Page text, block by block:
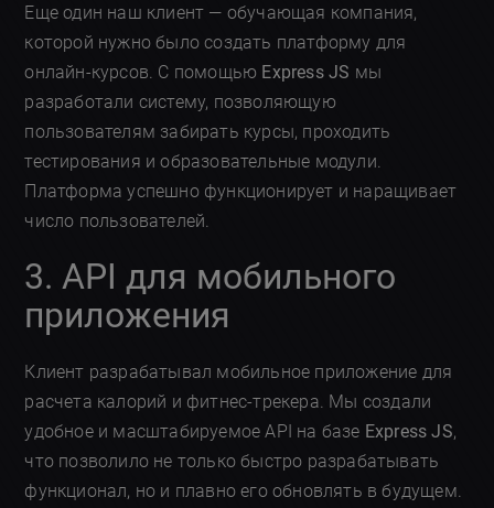
Еще один наш клиент — обучающая компания,
которой нужно было создать платформу для
онлайн-курсов. С помощью Express JS мы
разработали систему, позволяющую
пользователям забирать курсы, проходить
тестирования и образовательные модули.
Платформа успешно функционирует и наращивает
число пользователей.
3. API для мобильного
приложения
Клиент разрабатывал мобильное приложение для
расчета калорий и фитнес-трекера. Мы создали
удобное и масштабируемое API на базе Express JS,
что позволило не только быстро разрабатывать
функционал, но и плавно его обновлять в будущем.